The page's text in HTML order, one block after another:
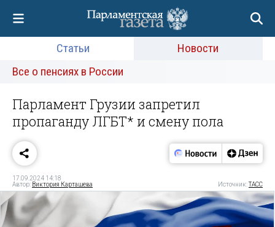
Статьи
Новости
Все о пенсиях в России
Парламент Грузии запретил
пропаганду ЛГБТ* и смену пола
17.09.2024 14:18
Автор: Виктория Карташева Источник:ТАСС